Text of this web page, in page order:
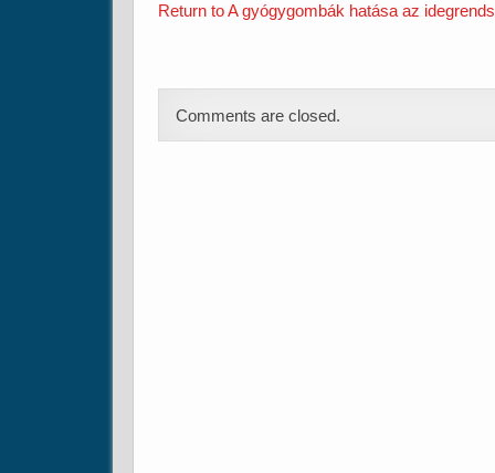
Return to A gyógygombák hatása az
Comments are closed.